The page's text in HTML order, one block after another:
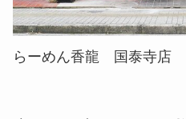
らーめん香龍 国泰寺店